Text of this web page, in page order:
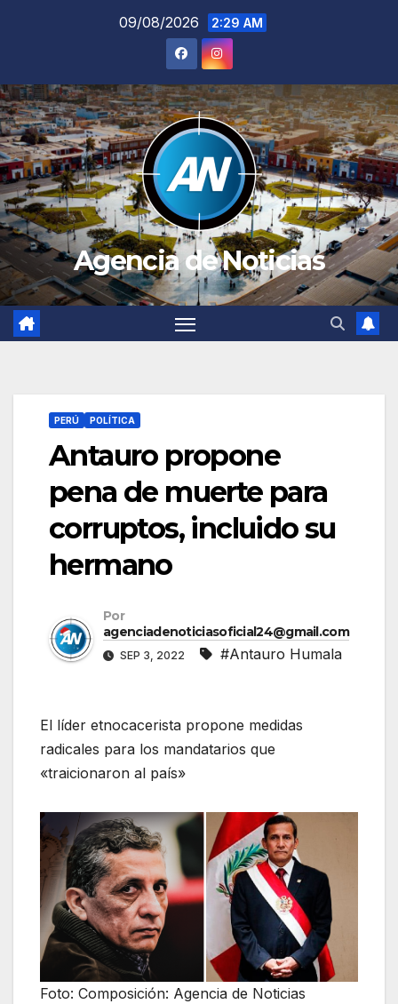
09/08/2026 2:29 AM
Agencia de Noticias
PERÚ POLÍTICA
Antauro propone
pena de muerte para
corruptos, incluido su
hermano
Por
agenciadenoticiasoficial24@gmail.com
SEP 3, 2022 #Antauro Humala
El líder etnocacerista propone medidas
radicales para los mandatarios que
«traicionaron al país»
Foto: Composición: Agencia de Noticias